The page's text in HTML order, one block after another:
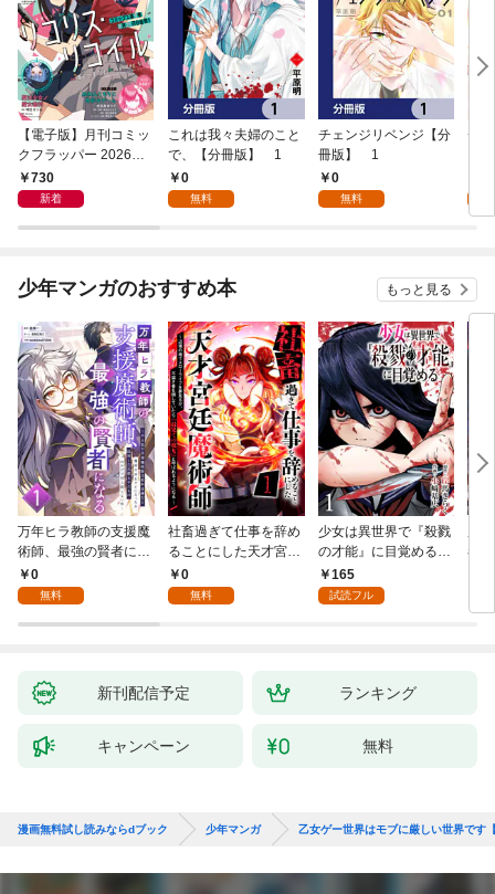
【電子版】月刊コミッ
クフラッパー 2026年9
月号730
新着
これは我々夫婦のこと
で、【分冊版】 1
0
無料
チェンジリベンジ【分
冊版】 1
0
無料
チ
少年マンガのおすすめ本 もっと見る
万年ヒラ教師の支援魔
術師、最強の賢者にな
る～不人気の支援魔術
師は給料泥棒だと魔術
が、出世した元教え子
0
無料
社畜過ぎて仕事を辞め
ることにした天才宮廷
魔術師～辺境の地でス
ローライフを夢見る
0
無料
少女は異世界で『殺戮
の才能』に目覚める
(話売り) #1
165
試読フル
者
新刊配信予定 ランキング
キャンペーン 無料
漫画無料試し読みならdブック 少年マンガ 乙女ゲー世界はモブに厳しい世界です